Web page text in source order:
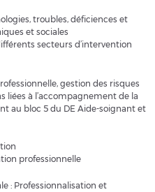
troubles, déficiences et
et sociales
secteurs d’intervention
gestion des risques
à l’accompagnement de la
au bloc 5 du DE Aide-soignant et
professionnelle
: Professionnalisation et